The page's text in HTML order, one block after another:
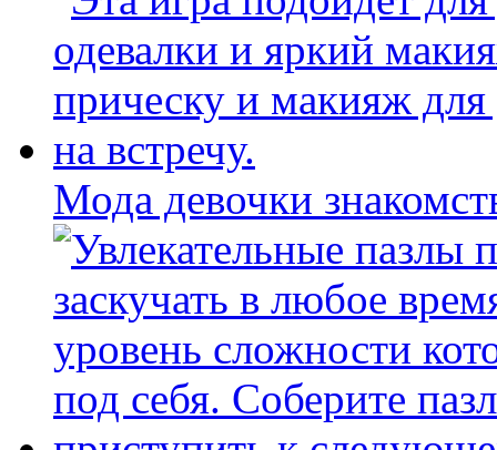
Мода девочки